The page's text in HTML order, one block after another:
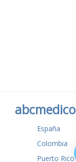
abcmedico
España
Colombia
Puerto Rico